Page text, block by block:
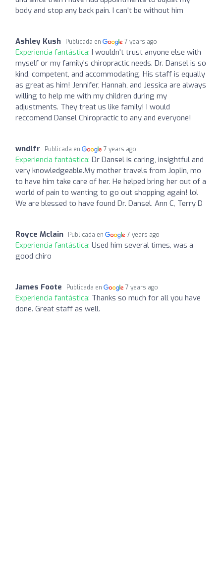
body and stop any back pain. I can't be without him
Ashley Kush Publicada en 7 years ago
Experiencia fantástica: I wouldn't trust anyone else with
myself or my family's chiropractic needs. Dr. Dansel is so
kind, competent, and accommodating. His staff is equally
as great as him! Jennifer, Hannah, and Jessica are always
willing to help me with my children during my
adjustments. They treat us like family! I would
reccomend Dansel Chiropractic to any and everyone!
wndlfr Publicada en 7 years ago
Experiencia fantástica: Dr Dansel is caring, insightful and
very knowledgeable.My mother travels from Joplin, mo
to have him take care of her. He helped bring her out of a
world of pain to wanting to go out shopping again! lol
We are blessed to have found Dr. Dansel. Ann C, Terry D
Royce Mclain Publicada en 7 years ago
Experiencia fantástica: Used him several times, was a
good chiro
James Foote Publicada en 7 years ago
Experiencia fantástica: Thanks so much for all you have
done. Great staff as well.